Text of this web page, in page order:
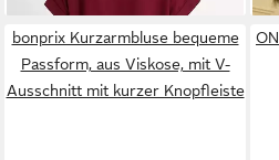
bonprix Kurzarmbluse bequeme
Passform, aus Viskose, mit V-
Ausschnitt mit kurzer Knopfleiste